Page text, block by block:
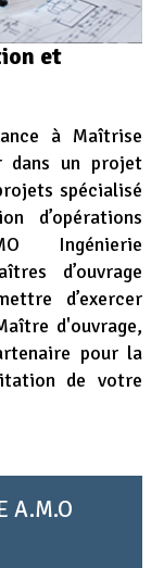
et
à Maîtrise
dans un projet
spécialisé
d’opérations
Ingénierie
d’ouvrage
d’exercer
d'ouvrage,
pour la
de votre
A.M.O